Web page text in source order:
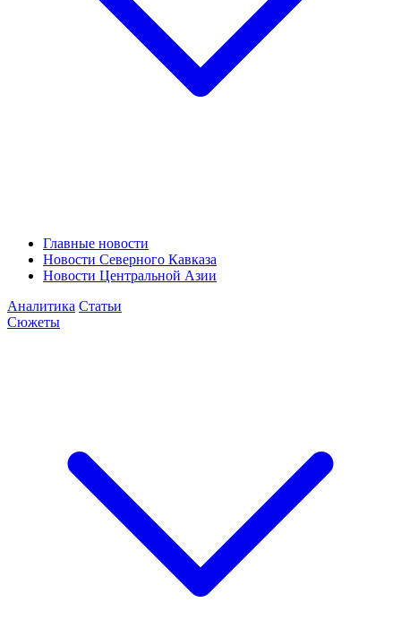
Главные новости
Новости Северного Кавказа
Новости Центральной Азии
Аналитика Статьи
Сюжеты